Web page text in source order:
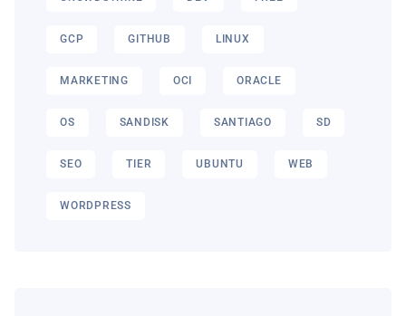
GCP GITHUB LINUX
MARKETING OCI ORACLE
OS SANDISK SANTIAGO SD
SEO TIER UBUNTU WEB
WORDPRESS